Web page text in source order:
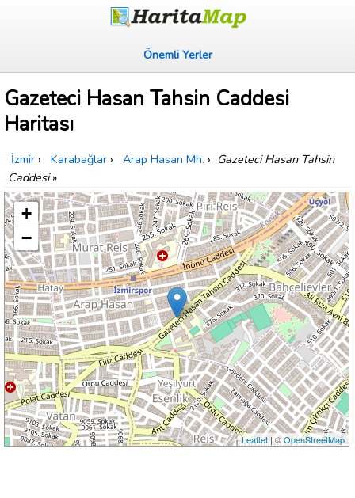
Önemli Yerler
Gazeteci Hasan Tahsin Caddesi
Haritası
İzmir › Karabağlar › Arap Hasan Mh. › Gazeteci Hasan Tahsin
Caddesi»
+
−
Leaflet| ©OpenStreetMap